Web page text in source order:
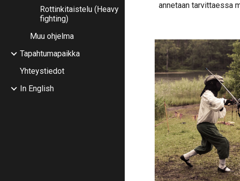
Rottinkitaistelu (Heavy
fighting)
Muu ohjelma
Tapahtumapaikka
Yhteystiedot
In English
annetaan tarvittaessa